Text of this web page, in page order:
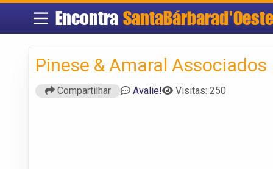
Encontra SantaBárbarad'Oeste
Pinese & Amaral Associados
Compartilhar Avalie! Visitas: 250